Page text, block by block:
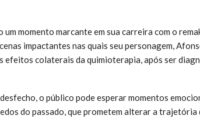
momento marcante em sua carreira com o
impactantes nas quais seu personagem,
efeitos colaterais da quimioterapia, após ser
o público pode esperar momentos
do passado, que prometem alterar a trajetória